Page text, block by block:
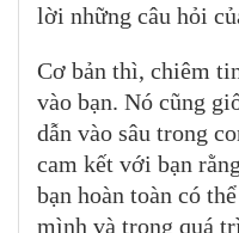
lời những câu hỏi
Cơ bản thì, chiêm
vào bạn. Nó cũng
dẫn vào sâu trong
cam kết với bạn
bạn hoàn toàn có
mình và trong quá